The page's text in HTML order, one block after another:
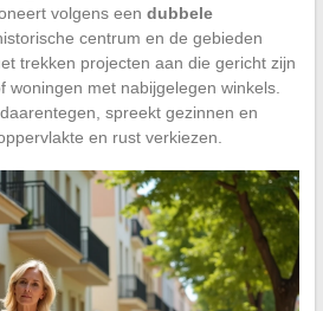
volgens een dubbele
centrum en de gebieden
trekken projecten aan die gericht zijn
woningen met nabijgelegen winkels.
spreekt gezinnen en
en rust verkiezen.